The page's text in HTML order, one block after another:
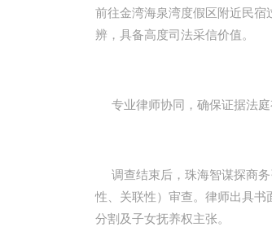
前往金湾海泉湾度假区附近民
辨，具备高度司法采信价值。
专业律师协同，确保证据法庭
调查结束后，珠海智谋探商务
性、关联性）审查。律师出具
分割及子女抚养权主张。